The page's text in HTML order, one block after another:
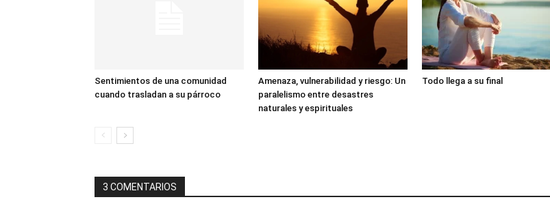
Sentimientos de una comunidad
cuando trasladan a su párroco
Amenaza, vulnerabilidad y riesgo: Un
paralelismo entre desastres
naturales y espirituales
Todo llega a su final
3 COMENTARIOS